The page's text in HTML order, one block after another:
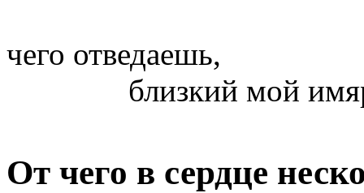
чего отведаешь,
близкий мой
От чего в сердце